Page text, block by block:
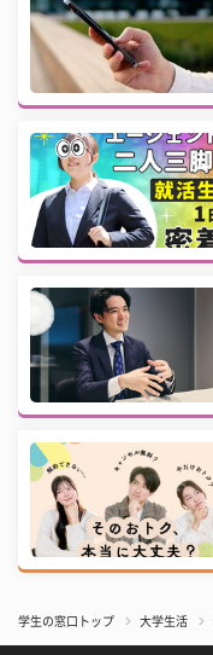
学生の窓口トップ 大学生活